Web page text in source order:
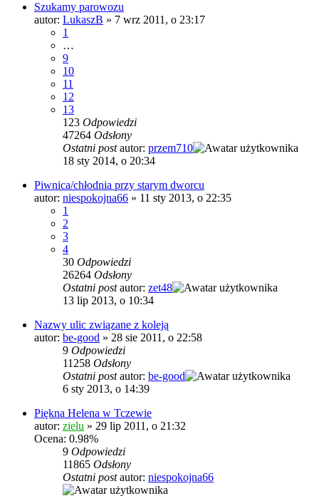
Szukamy parowozu
autor: LukaszB » 7 wrz 2011, o 23:17
1
…
9
10
11
12
13
123 Odpowiedzi
47264 Odsłony
Ostatni postautor: przem710
18 sty 2014, o 20:34
Piwnica/chłodnia przy starym dworcu
autor: niespokojna66 » 11 sty 2013, o 22:35
1
2
3
4
30 Odpowiedzi
26264 Odsłony
Ostatni postautor: zet48
13 lip 2013, o 10:34
Nazwy ulic związane z koleją
autor: be-good » 28 sie 2011, o 22:58
9 Odpowiedzi
11258 Odsłony
Ostatni postautor: be-good
6 sty 2013, o 14:39
Piękna Helena w Tczewie
autor: zielu » 29 lip 2011, o 21:32
Ocena: 0.98%
9 Odpowiedzi
11865 Odsłony
Ostatni postautor: niespokojna66